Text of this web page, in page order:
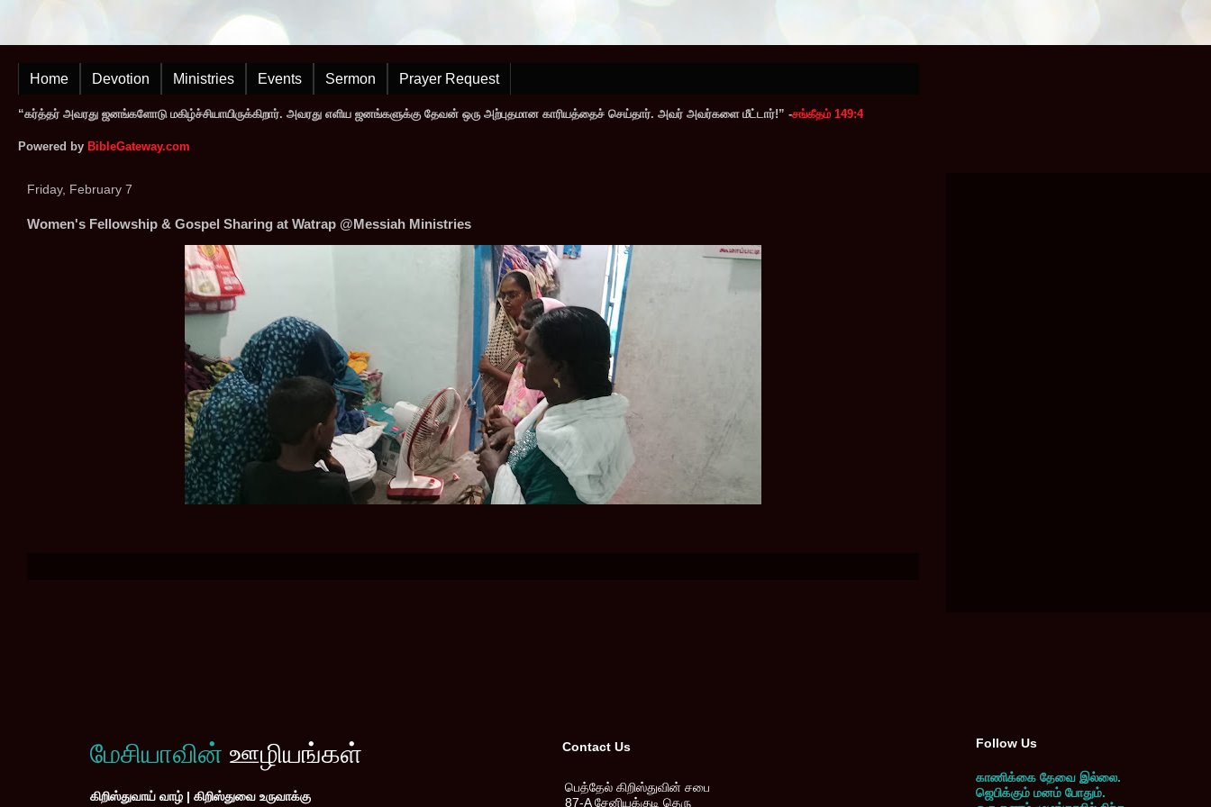
Home Devotion Ministries Events Sermon Prayer Request
“கர்த்தர் அவரது ஜனங்களோடு மகிழ்ச்சியாயிருக்கிறார். அவரது எளிய ஜனங்களுக்கு தேவன் ஒரு அற்புதமான காரியத்தைச் செய்தார். அவர் அவர்களை மீட்டார்!” -சங்கீதம் 149:4
Powered by BibleGateway.com
Friday, February 7
Women's Fellowship & Gospel Sharing at Watrap @Messiah Ministries
மேசியாவின் ஊழியங்கள்
கிறிஸ்துவாய் வாழ் | கிறிஸ்துவை உருவாக்கு
Contact Us
பெத்தேல் கிறிஸ்துவின் சபை
87-A சேனியக்குடி தெரு
Follow Us
காணிக்கை தேவை இல்லை.
ஜெபிக்கும் மனம் போதும்.